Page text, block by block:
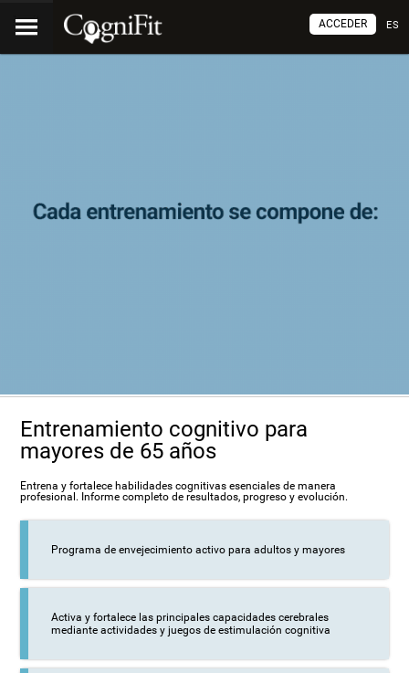
ES
ACCEDER
Entrenamiento cognitivo para
mayores de 65 años
Entrena y fortalece habilidades cognitivas esenciales de manera
profesional. Informe completo de resultados, progreso y evolución.
Programa de envejecimiento activo para adultos y mayores
Activa y fortalece las principales capacidades cerebrales
mediante actividades y juegos de estimulación cognitiva